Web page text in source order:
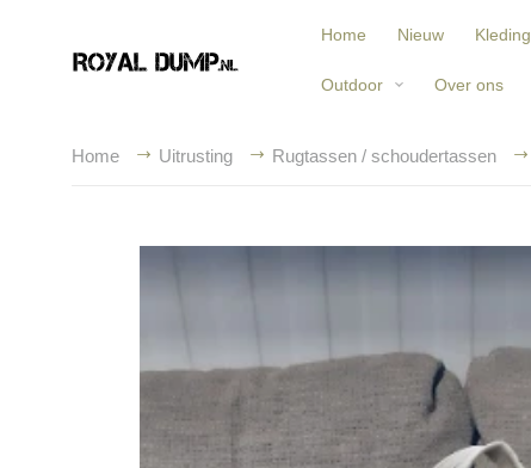
Home Nieuw Kleding
Outdoor Over ons
Home Uitrusting Rugtassen / schoudertassen